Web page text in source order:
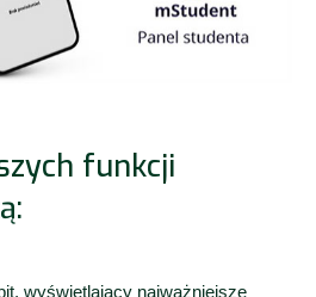
funkcji
wyświetlający najważniejsze